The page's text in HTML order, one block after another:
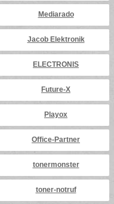
Mediarado
Jacob Elektronik
ELECTRONIS
Future-X
Playox
Office-Partner
tonermonster
toner-notruf